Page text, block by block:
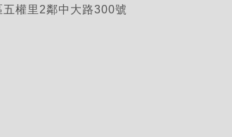
權里2鄰中大路300號